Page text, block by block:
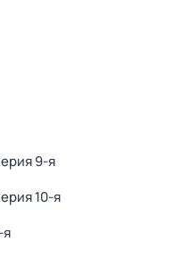
9-я
10-я
я